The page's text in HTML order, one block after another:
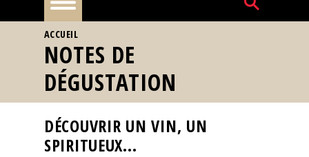
À
la
une
Reportages
Nos
VOUS ÊTES ICI
ACCUEIL
NOTES DE
DÉGUSTATION
DÉCOUVRIR UN VIN, UN
SPIRITUEUX...